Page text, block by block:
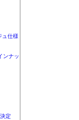
ュ仕様
ンナッ
定